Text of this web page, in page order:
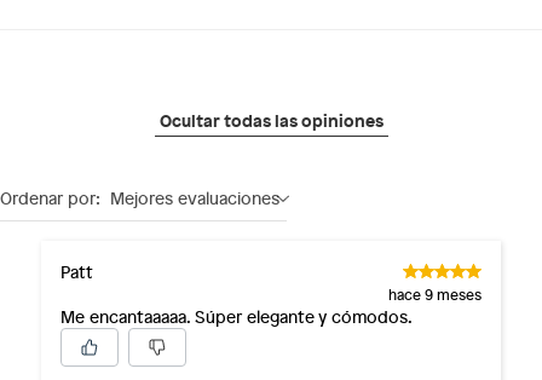
Ocultar todas las opiniones
Ordenar por: Mejores evaluaciones
Patt
hace 9 meses
Me encantaaaaa. Súper elegante y cómodos.